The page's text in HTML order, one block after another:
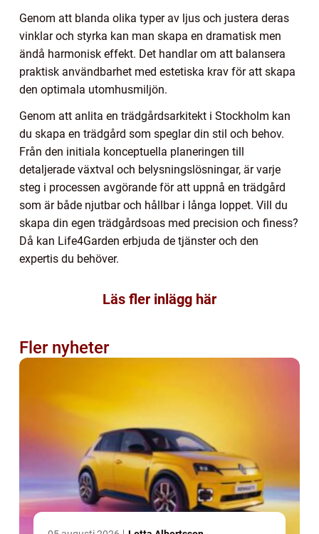
Genom att blanda olika typer av ljus och justera deras
vinklar och styrka kan man skapa en dramatisk men
ändå harmonisk effekt. Det handlar om att balansera
praktisk användbarhet med estetiska krav för att skapa
den optimala utomhusmiljön.
Genom att anlita en trädgårdsarkitekt i Stockholm kan
du skapa en trädgård som speglar din stil och behov.
Från den initiala konceptuella planeringen till
detaljerade växtval och belysningslösningar, är varje
steg i processen avgörande för att uppnå en trädgård
som är både njutbar och hållbar i långa loppet. Vill du
skapa din egen trädgårdsoas med precision och finess?
Då kan Life4Garden erbjuda de tjänster och den
expertis du behöver.
Läs fler inlägg här
Fler nyheter